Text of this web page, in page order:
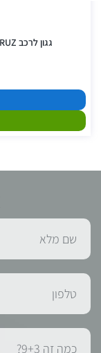
גגון לרכב BYD Dolphin CRUZ (אלומיניום אווירודינמי רחב)